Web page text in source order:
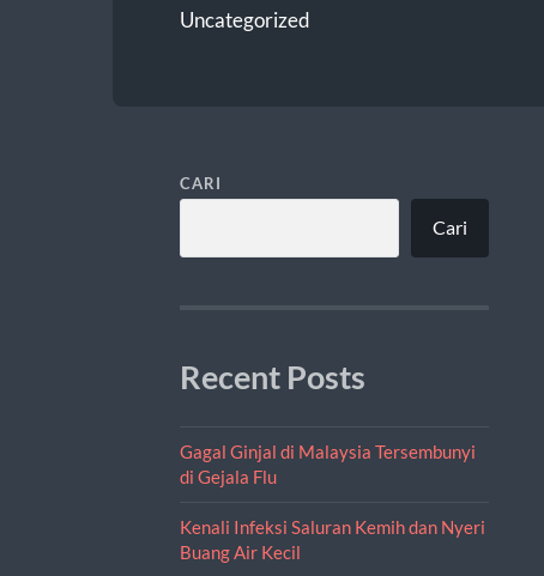
Uncategorized
CARI
Cari
Recent Posts
Gagal Ginjal di Malaysia Tersembunyi
di Gejala Flu
Kenali Infeksi Saluran Kemih dan Nyeri
Buang Air Kecil